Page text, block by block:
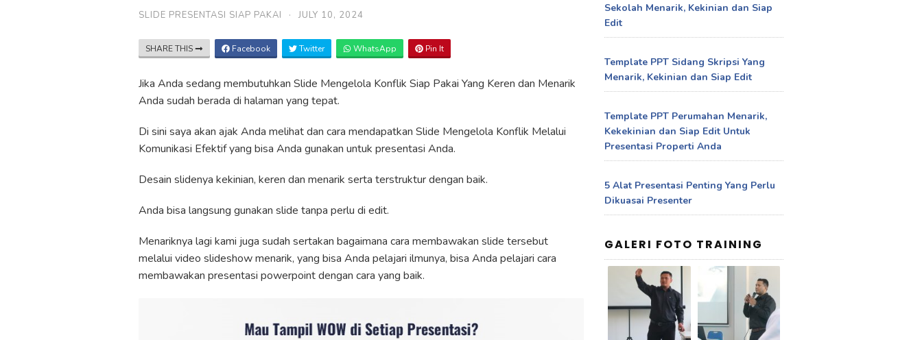
SLIDE PRESENTASI SIAP PAKAI · JULY 10, 2024
SHARE THIS Facebook Twitter WhatsApp Pin It
Jika Anda sedang membutuhkan Slide Mengelola Konflik Siap Pakai Yang Keren dan Menarik
Anda sudah berada di halaman yang tepat.
Di sini saya akan ajak Anda melihat dan cara mendapatkan Slide Mengelola Konflik Melalui
Komunikasi Efektif yang bisa Anda gunakan untuk presentasi Anda.
Desain slidenya kekinian, keren dan menarik serta terstruktur dengan baik.
Anda bisa langsung gunakan slide tanpa perlu di edit.
Menariknya lagi kami juga sudah sertakan bagaimana cara membawakan slide tersebut
melalui video slideshow menarik, yang bisa Anda pelajari ilmunya, bisa Anda pelajari cara
membawakan presentasi powerpoint dengan cara yang baik.
Sekolah Menarik, Kekinian dan Siap
Edit
Template PPT Sidang Skripsi Yang
Menarik, Kekinian dan Siap Edit
Template PPT Perumahan Menarik,
Kekekinian dan Siap Edit Untuk
Presentasi Properti Anda
5 Alat Presentasi Penting Yang Perlu
Dikuasai Presenter
GALERI FOTO TRAINING